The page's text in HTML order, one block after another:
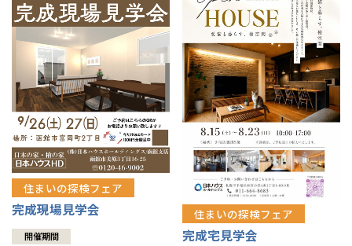
住まいの探検フェア
完成現場見学会
開催期間
住まいの探検フェア
完成宅見学会